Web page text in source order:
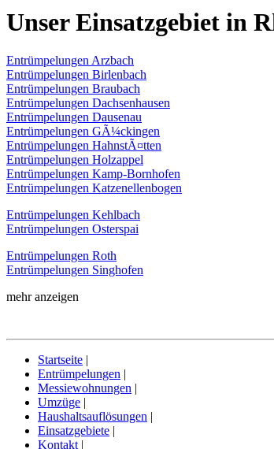
Unser Einsatzgebiet in
Entrümpelungen Arzbach
Entrümpelungen Birlenbach
Entrümpelungen Braubach
Entrümpelungen Dachsenhausen
Entrümpelungen Dausenau
Entrümpelungen GÃ¼ckingen
Entrümpelungen HahnstÃ¤tten
Entrümpelungen Holzappel
Entrümpelungen Kamp-Bornhofen
Entrümpelungen Katzenellenbogen
Entrümpelungen Kehlbach
Entrümpelungen Osterspai
Entrümpelungen Roth
Entrümpelungen Singhofen
mehr anzeigen
Startseite |
Entrümpelungen |
Messiewohnungen |
Umzüge |
Haushaltsauflösungen |
Einsatzgebiete |
Kontakt |